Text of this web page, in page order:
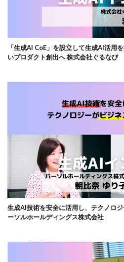
「生成AI CoE」を設立して生成AI活用
いプロダクト創出へ 株式会社ぐるなび
生成AI技術を安全に活用し、テクノロ
ーソルホールディングス株式会社